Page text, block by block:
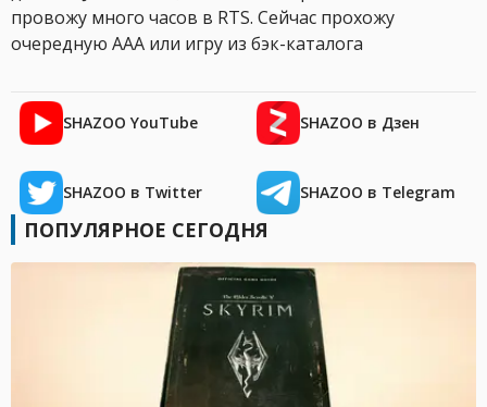
провожу много часов в RTS. Сейчас прохожу
очередную AAA или игру из бэк-каталога
SHAZOO YouTube SHAZOO в Дзен
SHAZOO в Twitter SHAZOO в Telegram
ПОПУЛЯРНОЕ СЕГОДНЯ